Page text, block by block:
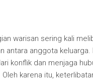
warisan sering kali
antara anggota keluarga.
konflik dan menjaga
Oleh karena itu,